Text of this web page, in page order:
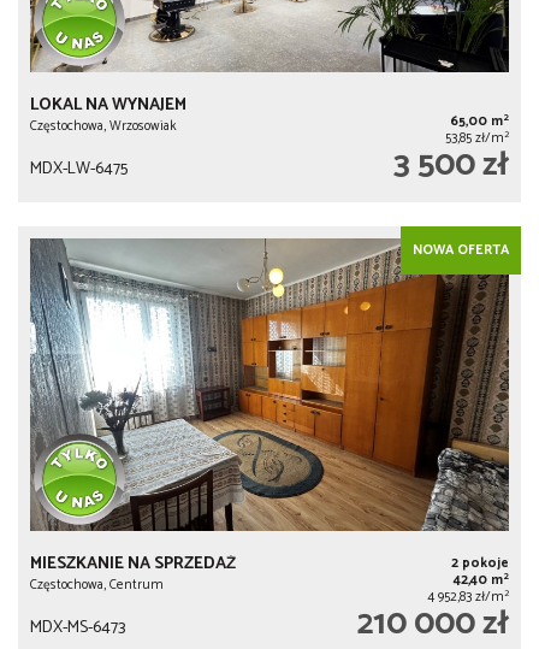
LOKAL NA WYNAJEM
Częstochowa, Wrzosowiak 65,00 m2
53,85 zł/m2
MDX-LW-6475 3 500 zł
NOWA OFERTA
MIESZKANIE NA SPRZEDAŻ
Częstochowa, Centrum
2 pokoje
42,40 m2
4 952,83 zł/m2
MDX-MS-6473 210 000 zł